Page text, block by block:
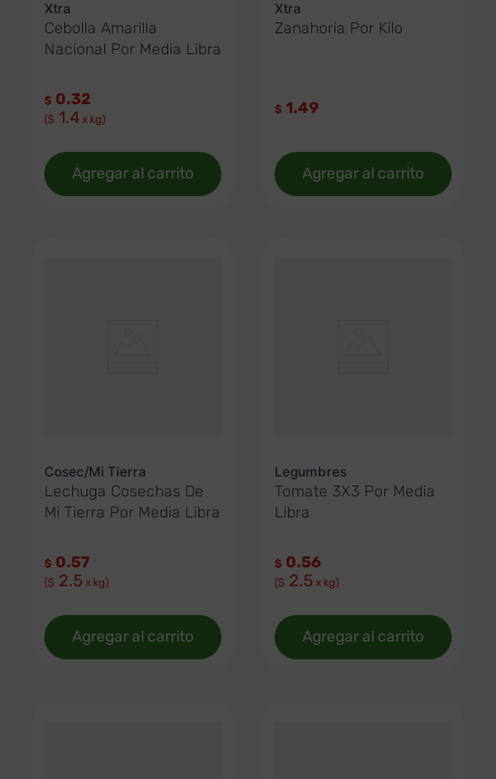
Xtra
Cebolla Amarilla
Nacional Por Media Libra
$ 0.32
($ 1.4x kg)
Agregar al carrito
Xtra
Zanahoria Por Kilo
$ 1.49
Agregar al carrito
Cosec/Mi Tierra
Lechuga Cosechas De
Mi Tierra Por Media Libra
$ 0.57
($ 2.5 x kg)
Agregar al carrito
Legumbres
Tomate 3X3 Por Media
Libra
$ 0.56
($ 2.5 x kg)
Agregar al carrito